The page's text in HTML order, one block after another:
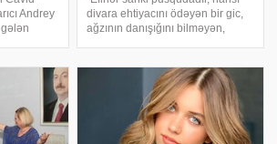
Andrey
divara ehtiyacını ödəyən bir gic,
ağzının danışığını bilməyən,
xalqa təbliğ edirlər. . AZXEBER.
COM xəbər verir ki, bun